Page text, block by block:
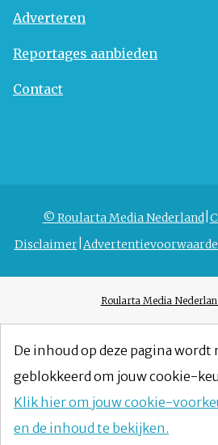
Adverteren
Reportages aanbieden
Contact
© Roularta Media Nederland
Disclaimer
Roularta Media
De inhoud op deze pagina wordt
geblokkeerd om jouw cookie-
Klik hier om jouw cookie-
en de inhoud te bekijken.